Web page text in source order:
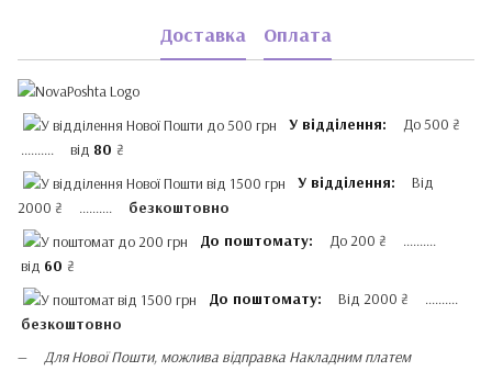
Доставка Оплата
У відділення: До 500 ₴
.......... від 80 ₴
У відділення: Від
2000 ₴ .......... безкоштовно
До поштомату: До 200 ₴ ..........
від 60 ₴
До поштомату: Від 2000 ₴ ..........
безкоштовно
Для Нової Пошти, можлива відправка Накладним платем